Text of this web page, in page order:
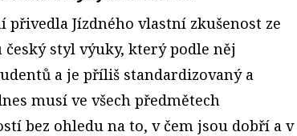
přivedla Jízdného vlastní zkušenost ze
český styl výuky, který podle něj
a je příliš standardizovaný a
musí ve všech předmětech
bez ohledu na to, v čem jsou dobří a v